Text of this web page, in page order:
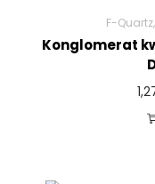
F-Quartz,
Konglomerat